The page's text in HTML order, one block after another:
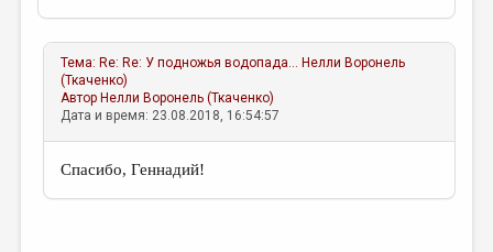
Тема: Re: Re: У подножья водопада... Нелли Воронель
(Ткаченко)
Автор Нелли Воронель (Ткаченко)
Дата и время: 23.08.2018, 16:54:57
Спасибо, Геннадий!